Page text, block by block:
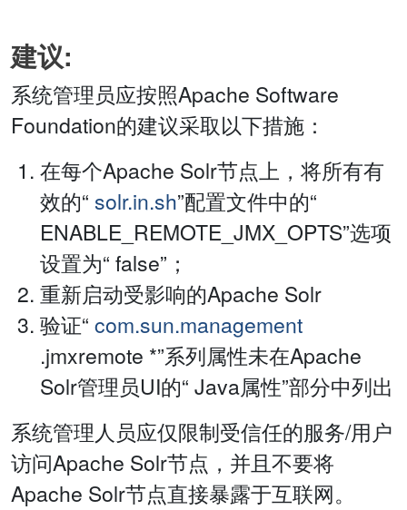
建议:
系统管理员应按照Apache Software
Foundation的建议采取以下措施：
在每个Apache Solr节点上，将所有有
效的“ solr.in.sh”配置文件中的“
ENABLE_REMOTE_JMX_OPTS”选项
设置为“ false”；
重新启动受影响的Apache Solr
验证“ com.sun.management
.jmxremote *”系列属性未在Apache
Solr管理员UI的“ Java属性”部分中列出
系统管理人员应仅限制受信任的服务/用户
访问Apache Solr节点，并且不要将
Apache Solr节点直接暴露于互联网。